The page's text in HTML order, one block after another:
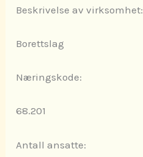
Beskrivelse av virksomhet:
Borettslag
Næringskode:
68.201
Antall ansatte: